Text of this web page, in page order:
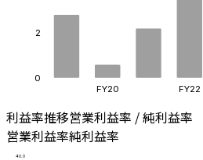
0
2
FY20 FY22
利益率推移営業利益率 / 純利益率
営業利益率純利益率
40.0